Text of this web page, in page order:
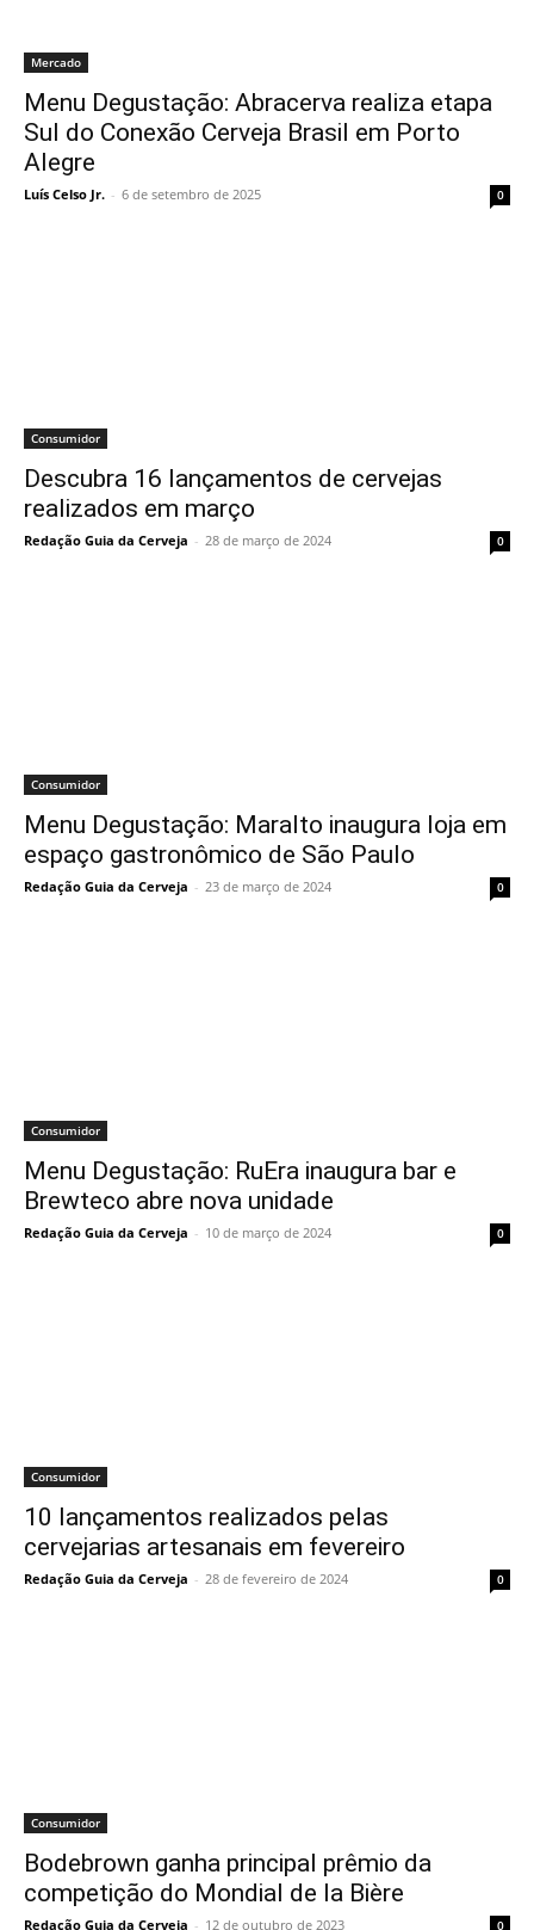
Mercado
Menu Degustação: Abracerva realiza etapa
Sul do Conexão Cerveja Brasil em Porto
Alegre
Luís Celso Jr. - 6 de setembro de 2025 0
Consumidor
Descubra 16 lançamentos de cervejas
realizados em março
Redação Guia da Cerveja - 28 de março de 2024 0
Consumidor
Menu Degustação: Maralto inaugura loja em
espaço gastronômico de São Paulo
Redação Guia da Cerveja - 23 de março de 2024 0
Consumidor
Menu Degustação: RuEra inaugura bar e
Brewteco abre nova unidade
Redação Guia da Cerveja - 10 de março de 2024 0
Consumidor
10 lançamentos realizados pelas
cervejarias artesanais em fevereiro
Redação Guia da Cerveja - 28 de fevereiro de 2024 0
Consumidor
Bodebrown ganha principal prêmio da
competição do Mondial de la Bière
Redação Guia da Cerveja - 12 de outubro de 2023 0